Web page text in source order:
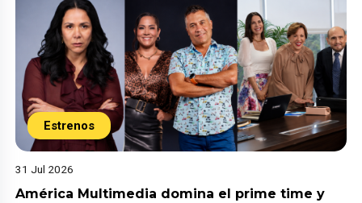
Estrenos
31 Jul 2026
América Multimedia domina el prime time y